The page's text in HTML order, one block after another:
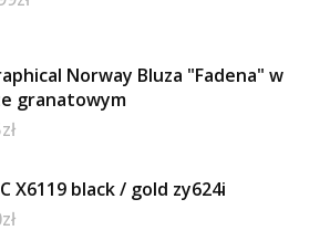
Norway Bluza "Fadena" w
granatowym
zł
X6119 black / gold zy624i
zł